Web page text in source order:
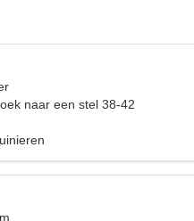
naar een stel 38-42